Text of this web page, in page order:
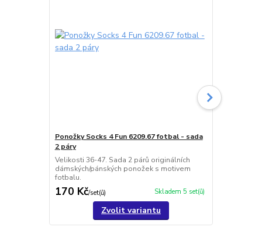
Ponožky Socks 4 Fun 6209.67 fotbal - sada
2 páry
Velikosti 36-47. Sada 2 párů originálních
dámských/pánských ponožek s motivem
fotbalu.
170 Kč/set(ů) Skladem 5 set(ů)
Zvolit variantu